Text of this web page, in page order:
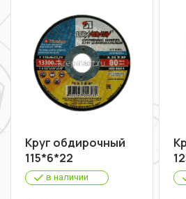
Круг обдирочный
115*6*22
в наличии